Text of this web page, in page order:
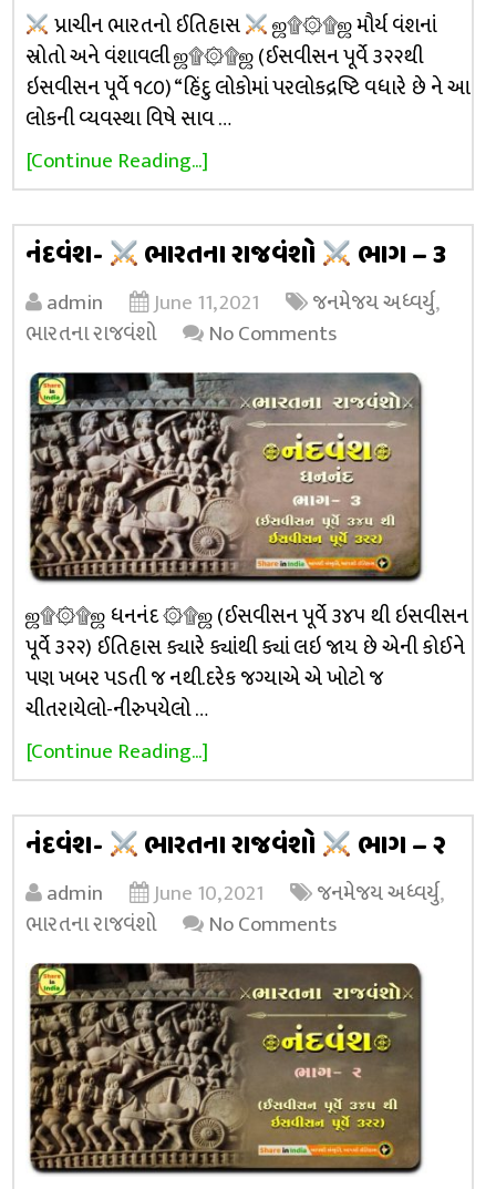
પ્રાચીન ભારતનો ઈતિહાસ
ஜ۩۞۩ஜ મૌર્ય વંશનાં
સ્રોતો અને વંશાવલી ஜ۩۞۩ஜ (ઈસવીસન પૂર્વે ૩૨૨થી
ઇસવીસન પૂર્વે ૧૮૦) “હિંદુ લોકોમાં પરલોકદ્રષ્ટિ વધારે છે ને આ
લોકની વ્યવસ્થા વિષે સાવ …
[Continue Reading...]
નંદવંશ- ભારતના રાજવંશો ભાગ – 3
admin June 11, 2021 જનમેજય અધ્વર્યુ,
ભારતના રાજવંશો
No Comments
ஜ۩۞۩ஜ ધનનંદ ۞۩ஜ (ઈસવીસન પૂર્વે ૩૪૫ થી ઇસવીસન
પૂર્વે ૩૨૨) ઈતિહાસ ક્યારે ક્યાંથી ક્યાં લઇ જાય છે એની કોઈને
પણ ખબર પડતી જ નથી.દરેક જગ્યાએ એ ખોટો જ
ચીતરાયેલો-નીરુપયેલો …
[Continue Reading...]
નંદવંશ- ભારતના રાજવંશો ભાગ – ૨
admin June 10, 2021 જનમેજય અધ્વર્યુ,
ભારતના રાજવંશો
No Comments